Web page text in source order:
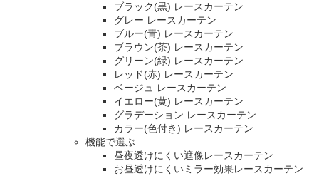
ブラック(黒) レースカーテン
グレー レースカーテン
ブルー(青) レースカーテン
ブラウン(茶) レースカーテン
グリーン(緑) レースカーテン
レッド(赤) レースカーテン
ベージュ レースカーテン
イエロー(黄) レースカーテン
グラデーション レースカーテン
カラー(色付き) レースカーテン
機能で選ぶ
昼夜透けにくい遮像レースカーテン
お昼透けにくいミラー効果レースカーテン